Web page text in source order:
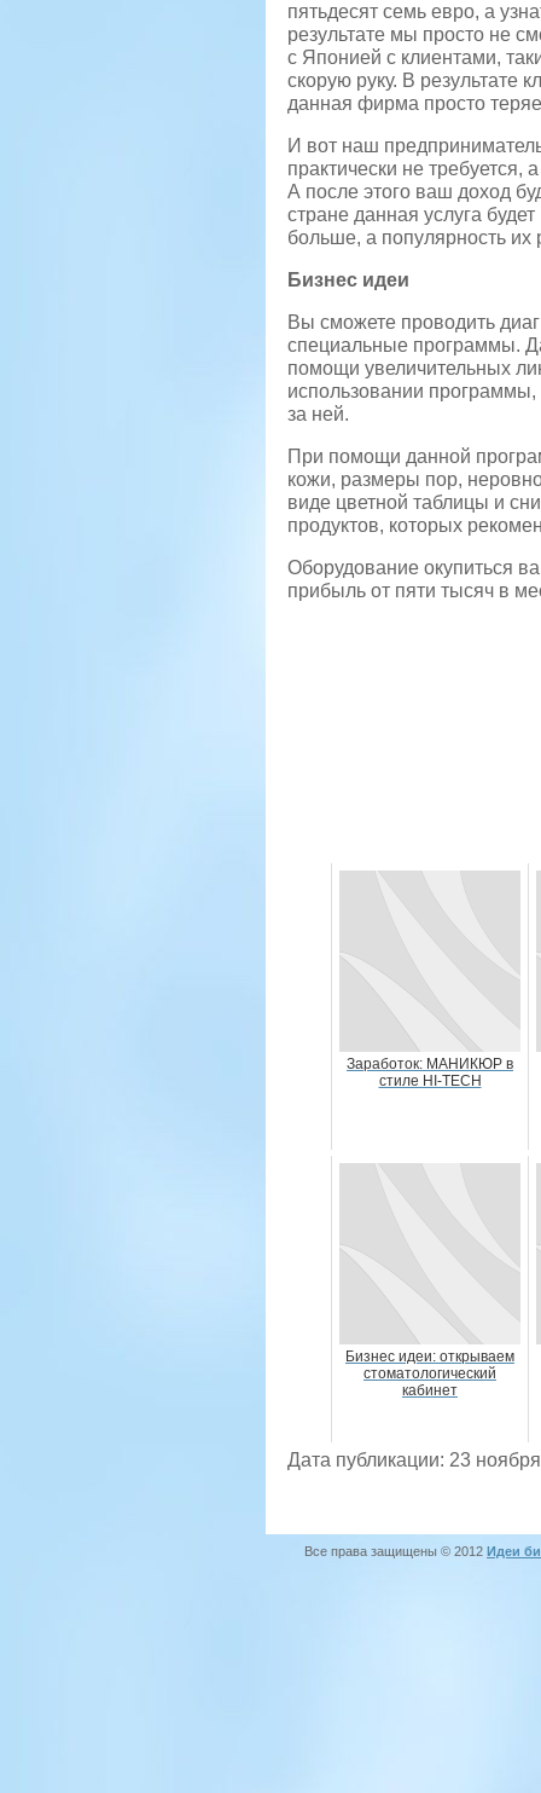
пятьдесят семь евро, а
результате мы просто не
с Японией с клиентами,
скорую руку. В результате
данная фирма просто
И вот наш
практически не
А после этого ваш доход
стране данная услуга
больше, а популярность их
Бизнес идеи
Вы сможете проводить
специальные программы.
помощи увеличительных
использовании программы,
за ней.
При помощи данной
кожи, размеры пор,
виде цветной таблицы и
продуктов, которых
Оборудование окупиться
прибыль от пяти тысяч в
Заработок: МАНИКЮР в
стиле HI-TECH
Бизнес идеи: открываем
стоматологический
кабинет
Дата публикации: 23
Все права защищены © 2012 Идеи